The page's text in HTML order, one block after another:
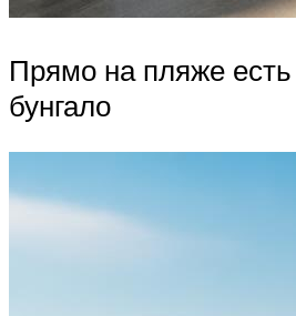
Прямо на пляже
бунгало